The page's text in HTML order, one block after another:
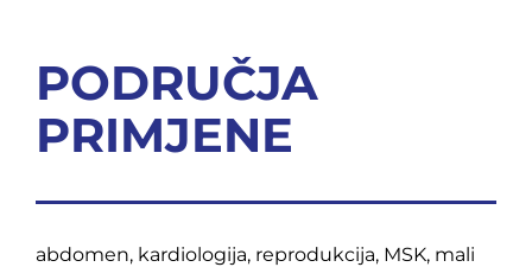
PODRUČJA
PRIMJENE
abdomen, kardiologija, reprodukcija, MSK, mali